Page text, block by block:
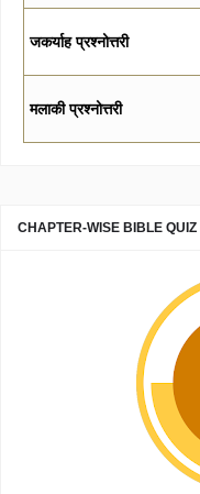
जकर्याह प्रश्नोत्तरी
मलाकी प्रश्नोत्तरी
CHAPTER-WISE BIBLE